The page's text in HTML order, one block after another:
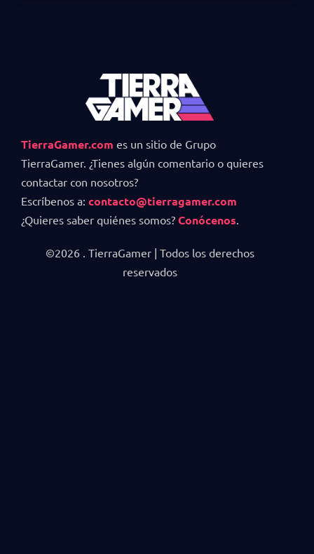
TierraGamer.com es un sitio de Grupo
TierraGamer. ¿Tienes algún comentario o quieres
contactar con nosotros?
Escríbenos a: contacto@tierragamer.com
¿Quieres saber quiénes somos? Conócenos
©2026 . TierraGamer | Todos los derechos
reservados